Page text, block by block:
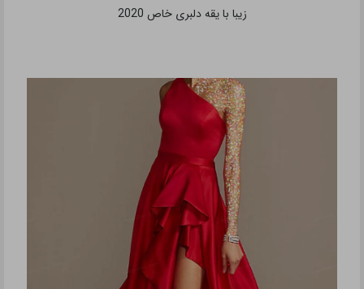
زیبا با یقه دلبری خاص 2020